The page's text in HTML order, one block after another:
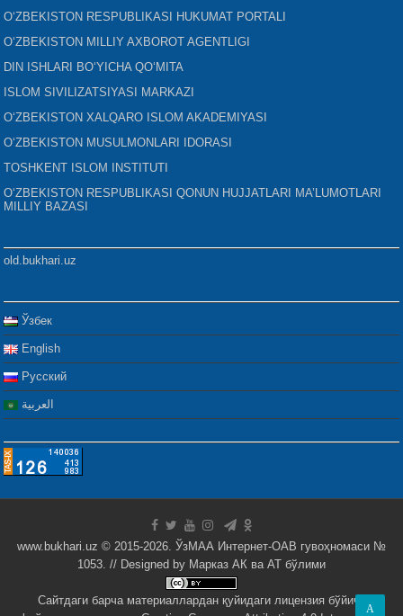
O‘ZBEKISTON RESPUBLIKASI HUKUMAT PORTALI
O‘ZBEKISTON MILLIY AXBOROT AGENTLIGI
DIN ISHLARI BO‘YICHA QO‘MITA
ISLOM SIVILIZATSIYASI MARKAZI
O‘ZBEKISTON XALQARO ISLOM AKADEMIYASI
O‘ZBEKISTON MUSULMONLARI IDORASI
TOSHKENT ISLOM INSTITUTI
O‘ZBEKISTON RESPUBLIKASI QONUN HUJJATLARI MA’LUMOTLARI
MILLIY BAZASI
old.bukhari.uz
Ўзбек
English
Русский
العربية
www.bukhari.uz © 2015-2026. ЎзМАА Интернет-ОАВ гувоҳномаси №
1053. // Designed by Марказ АК ва АТ бўлими
Сайтдаги барча материаллардан қуйидаги лицензия бўйича
A